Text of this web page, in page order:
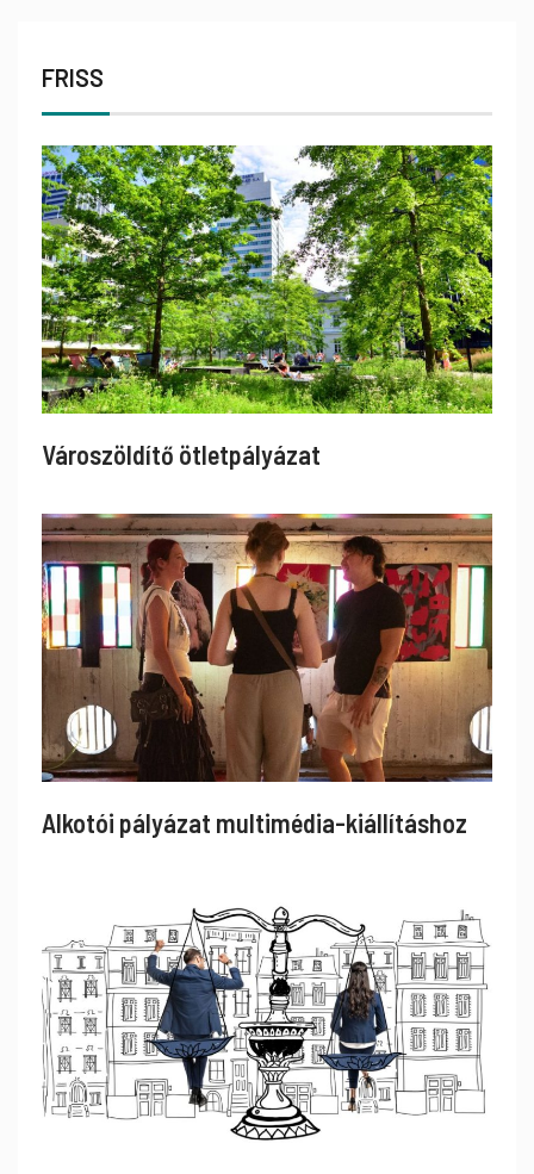
FRISS
Városzöldítő ötletpályázat
Alkotói pályázat multimédia-kiállításhoz